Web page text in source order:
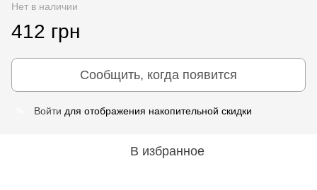
Нет в наличии
412 грн
Сообщить, когда появится
Войти для отображения накопительной скидки
В избранное